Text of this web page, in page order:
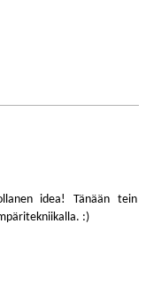
idea! Tänään tein
:)